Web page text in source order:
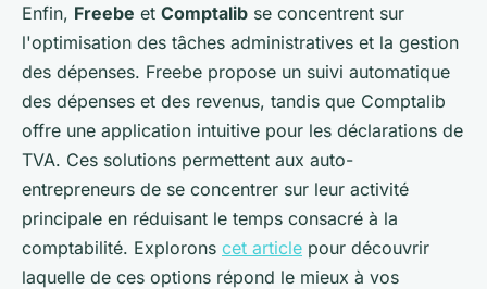
Enfin, Freebe et Comptalib se concentrent sur
l'optimisation des tâches administratives et la gestion
des dépenses. Freebe propose un suivi automatique
des dépenses et des revenus, tandis que Comptalib
offre une application intuitive pour les déclarations de
TVA. Ces solutions permettent aux auto-
entrepreneurs de se concentrer sur leur activité
principale en réduisant le temps consacré à la
comptabilité. Explorons cet article pour découvrir
laquelle de ces options répond le mieux à vos